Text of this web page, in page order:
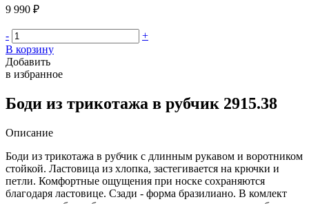
9 990 ₽
-
+
В корзину
Добавить
в избранное
Боди из трикотажа в рубчик 2915.38
Описание
Боди из трикотажа в рубчик с длинным рукавом и воротником
стойкой. Ластовица из хлопка, застегивается на крючки и
петли. Комфортные ощущения при носке сохраняются
благодаря ластовице. Сзади - форма бразилиано. В комлект